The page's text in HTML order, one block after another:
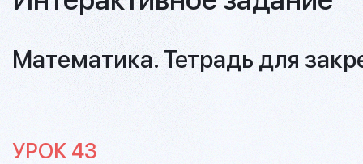
Математика. Тетрадь для
УРОК 43